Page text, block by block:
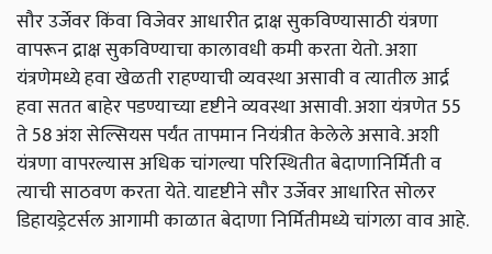
सौर उर्जेवर किंवा विजेवर आधारीत द्राक्ष सुकविण्यासाठी यंत्रणा
वापरून द्राक्ष सुकविण्याचा कालावधी कमी करता येतो. अशा
यंत्रणेमध्ये हवा खेळती राहण्याची व्यवस्था असावी व त्यातील आर्द्र
हवा सतत बाहेर पडण्याच्या दृष्टीने व्यवस्था असावी. अशा यंत्रणेत 55
ते 58 अंश सेल्सियस पर्यंत तापमान नियंत्रीत केलेले असावे. अशी
यंत्रणा वापरल्यास अधिक चांगल्या परिस्थितीत बेदाणानिर्मिती व
त्याची साठवण करता येते. यादृष्टीने सौर उर्जेवर आधारित सोलर
डिहायड्रेटर्सल आगामी काळात बेदाणा निर्मितीमध्ये चांगला वाव आहे.